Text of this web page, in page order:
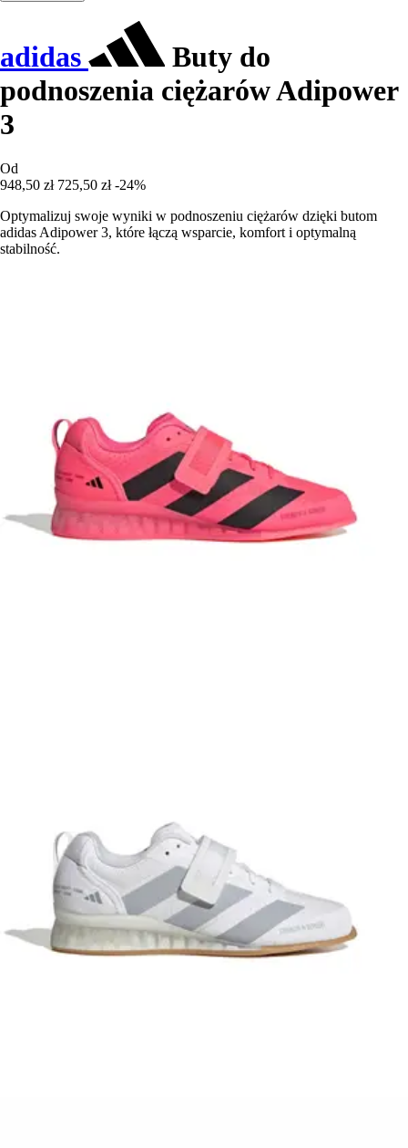
adidas
Buty do
podnoszenia ciężarów Adipower
3
Od
948,50 zł 725,50 zł -24%
Optymalizuj swoje wyniki w podnoszeniu ciężarów dzięki butom
adidas Adipower 3, które łączą wsparcie, komfort i optymalną
stabilność.